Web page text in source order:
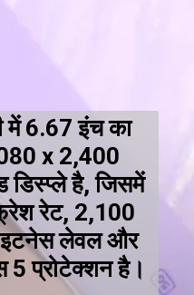
में 6.67 इंच का
x 2,400
डिस्प्ले है, जिसमें
रेट, 2,100
लेवल और
5 प्रोटेक्शन है।